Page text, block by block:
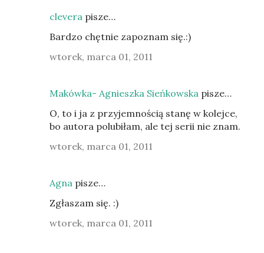
clevera pisze…
Bardzo chętnie zapoznam się.:)
wtorek, marca 01, 2011
Makówka- Agnieszka Sieńkowska pisze…
O, to i ja z przyjemnością stanę w kolejce,
bo autora polubiłam, ale tej serii nie znam.
wtorek, marca 01, 2011
Agna pisze…
Zgłaszam się. :)
wtorek, marca 01, 2011